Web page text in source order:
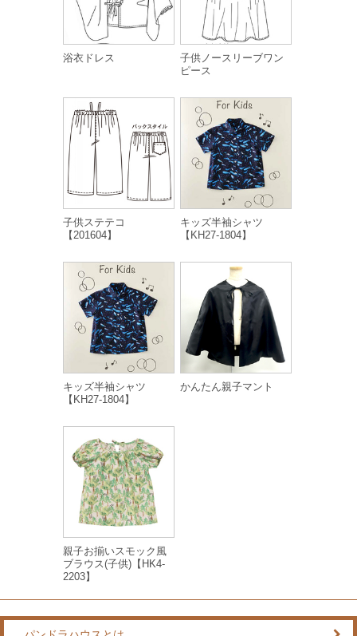
浴衣ドレス
子供ノースリーブワン
ピース
子供ステテコ
【201604】
キッズ半袖シャツ
【KH27-1804】
キッズ半袖シャツ
【KH27-1804】
かんたん親子マント
親子お揃いスモック風
ブラウス(子供)【HK4-
2203】